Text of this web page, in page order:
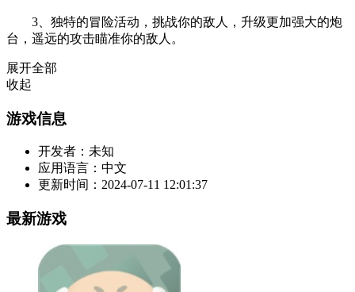
3、独特的冒险活动，挑战你的敌人，升级更加强大的炮
台，遥远的攻击瞄准你的敌人。
展开全部
收起
游戏信息
开发者： 未知
应用语言： 中文
更新时间： 2024-07-11 12:01:37
最新游戏